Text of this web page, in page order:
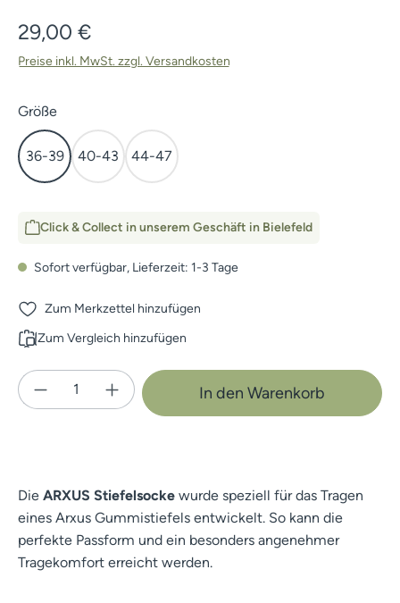
Regulärer Preis:
29,00 €
Preise inkl. MwSt. zzgl. Versandkosten
Größeauswählen
36-39 40-43 44-47
Click & Collect in unserem Geschäft in Bielefeld
Sofort verfügbar, Lieferzeit: 1-3 Tage
Zum Merkzettel hinzufügen
Zum Vergleich hinzufügen
Produkt Anzahl: Gib den gewünschten
In den Warenkorb
Die ARXUS Stiefelsocke wurde speziell für das Tragen
eines Arxus Gummistiefels entwickelt. So kann die
perfekte Passform und ein besonders angenehmer
Tragekomfort erreicht werden.